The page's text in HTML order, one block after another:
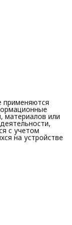
применяются
материалов или
с учетом
на устройстве